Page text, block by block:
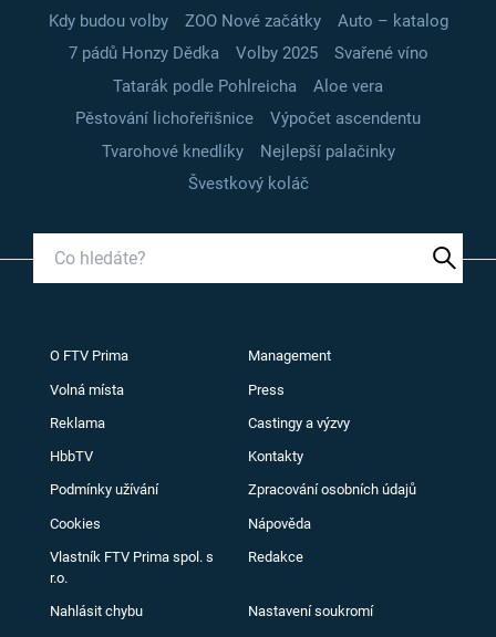
Kdy budou volby
ZOO Nové začátky
Auto – katalog
7 pádů Honzy Dědka
Volby 2025
Svařené víno
Tatarák podle Pohlreicha
Aloe vera
Pěstování lichořeřišnice
Výpočet ascendentu
Tvarohové knedlíky
Nejlepší palačinky
Švestkový koláč
O FTV Prima Management
Volná místa Press
Reklama Castingy a výzvy
HbbTV Kontakty
Podmínky užívání Zpracování osobních údajů
Cookies Nápověda
Vlastník FTV Prima spol. s
r.o.
Redakce
Nahlásit chybu Nastavení soukromí